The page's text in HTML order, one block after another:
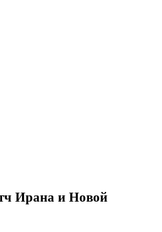
Ирана и Новой